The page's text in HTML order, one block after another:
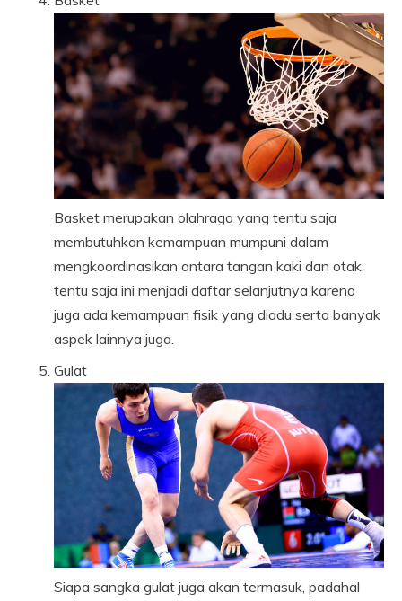
Basket merupakan olahraga yang tentu saja
membutuhkan kemampuan mumpuni dalam
mengkoordinasikan antara tangan kaki dan otak,
tentu saja ini menjadi daftar selanjutnya karena
juga ada kemampuan fisik yang diadu serta banyak
aspek lainnya juga.
Gulat
Siapa sangka gulat juga akan termasuk, padahal